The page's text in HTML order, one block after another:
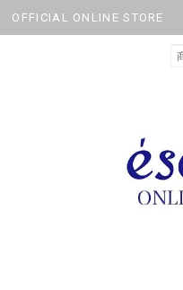
OFFICIAL ONLINE STORE